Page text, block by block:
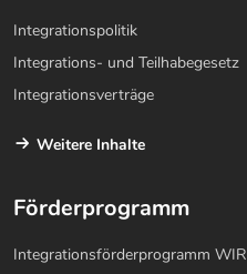
Integrationspolitik
Integrations- und Teilhabegesetz
Integrationsverträge
Weitere Inhalte
Förderprogramm
Integrationsförderprogramm WIR